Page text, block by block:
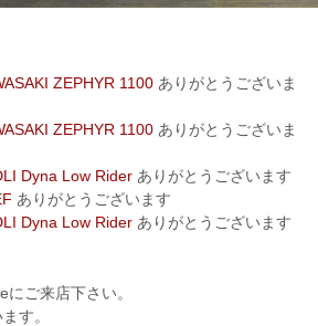
ZEPHYR 1100ありがとうございま
ZEPHYR 1100ありがとうございま
Dyna Low Riderありがとうございます
ありがとうございます
Dyna Low Riderありがとうございます
ご来店下さい。
す。